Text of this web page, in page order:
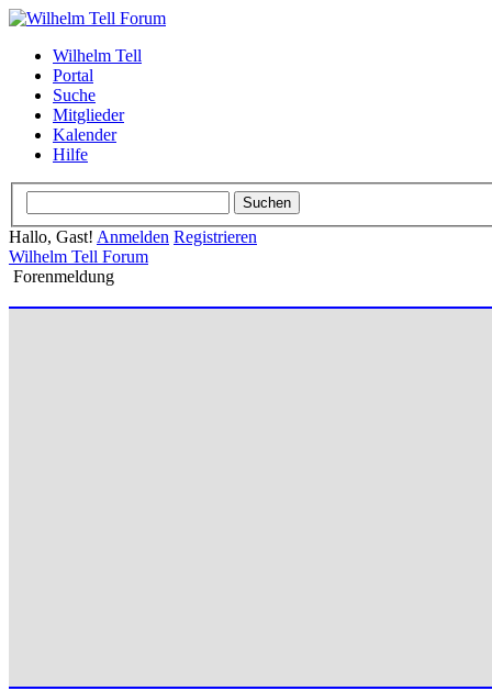
Wilhelm Tell
Portal
Suche
Mitglieder
Kalender
Hilfe
Hallo, Gast! Anmelden Registrieren
Wilhelm Tell Forum
Forenmeldung